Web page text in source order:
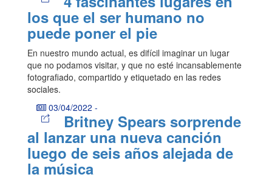
los que el ser humano no
puede poner el pie
En nuestro mundo actual, es difícil imaginar un lugar
que no podamos visitar, y que no esté incansablemente
fotografiado, compartido y etiquetado en las redes
sociales.
03/04/2022 -
Britney Spears sorprende
al lanzar una nueva canción
luego de seis años alejada de
la música